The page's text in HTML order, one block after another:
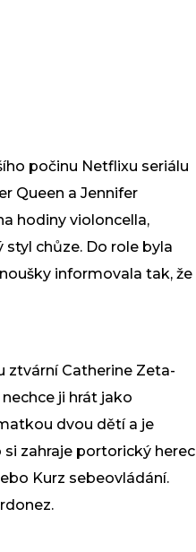
počinu Netflixu seriálu
Queen a Jennifer
hodiny violoncella,
chůze. Do role byla
informovala tak, že
ztvární Catherine Zeta-
ji hrát jako
dvou dětí a je
zahraje portorický herec
Kurz sebeovládání.